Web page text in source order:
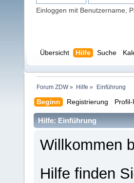
Einloggen mit Benutzername,
Übersicht Hilfe Suche
Forum ZDW» Hilfe » Einführung
Beginn Registrierung
Hilfe: Einführung
Willkommen
Hilfe finden